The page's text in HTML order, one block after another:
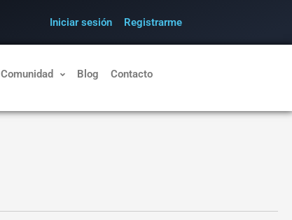
Iniciar sesión Registrarme
Comunidad Blog Contacto